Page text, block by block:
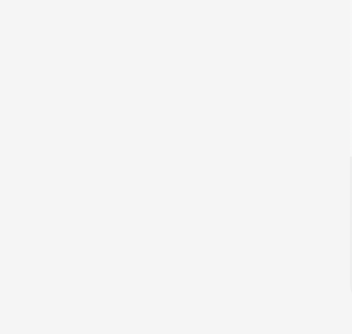
勧誘や営業、執拗に連絡先を
は理由の如何を問わず以後のご
地震、台風などの災害や悪天
合はメールにてご連絡させてい
運営では当会の予約、参加、
間で起きた係争等に仲裁に入る